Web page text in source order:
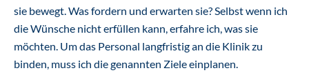
sie bewegt. Was fordern und erwarten sie? Selbst wenn ich
die Wünsche nicht erfüllen kann, erfahre ich, was sie
möchten. Um das Personal langfristig an die Klinik zu
binden, muss ich die genannten Ziele einplanen.